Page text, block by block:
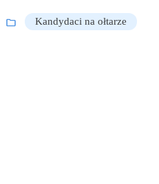
Kandydaci na ołtarze